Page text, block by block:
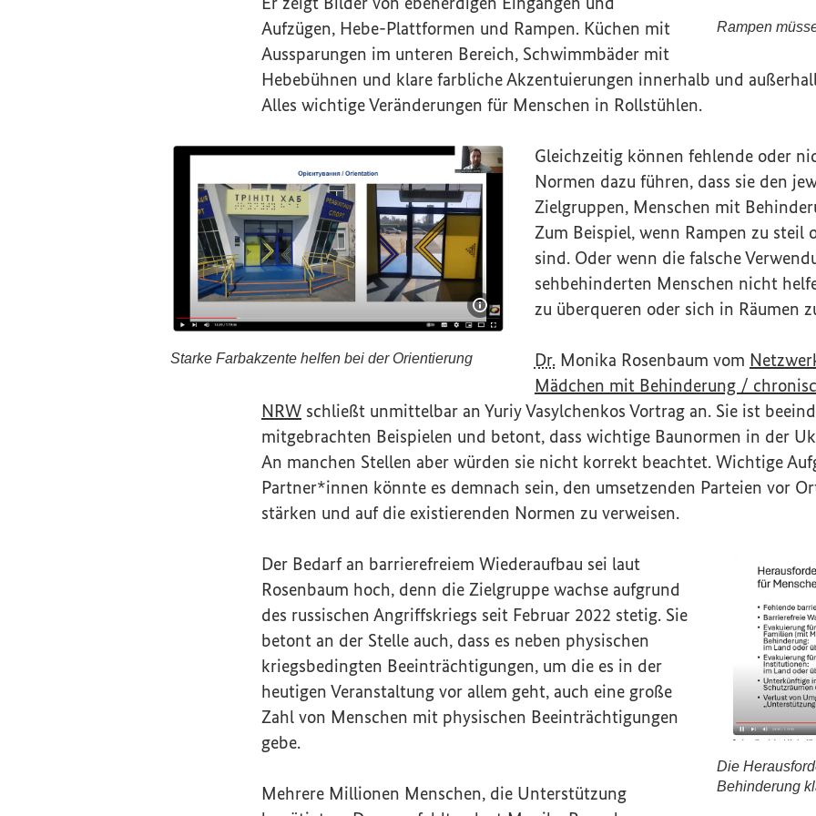
Rampen
Aufzügen, Hebe-Plattformen und Rampen. Küchen mit
Aussparungen im unteren Bereich, Schwimmbäder mit
Hebebühnen und klare farbliche Akzentuierungen innerhalb und
Alles wichtige Veränderungen für Menschen in Rollstühlen.
Bildinformationen einblenden
Starke Farbakzente helfen bei der Orientierung
Gleichzeitig können fehlende oder
Normen dazu führen, dass sie den
Zielgruppen, Menschen mit
Zum Beispiel, wenn Rampen zu steil
sind. Oder wenn die falsche
sehbehinderten Menschen nicht
zu überqueren oder sich in Räumen
Dr.Monika Rosenbaum vom
Mädchen mit Behinderung /
NRW(Externer Link)
schließt unmittelbar an Yuriy Vasylchenkos Vortrag an. Sie ist
mitgebrachten Beispielen und betont, dass wichtige Baunormen in der
An manchen Stellen aber würden sie nicht korrekt beachtet. Wichtige
Partner*innen könnte es demnach sein, den umsetzenden Parteien vor
stärken und auf die existierenden Normen zu verweisen.
Die
Behinderung
Der Bedarf an barrierefreiem Wiederaufbau sei laut
Rosenbaum hoch, denn die Zielgruppe wachse aufgrund
des russischen Angriffskriegs seit Februar 2022 stetig. Sie
betont an der Stelle auch, dass es neben physischen
kriegsbedingten Beeinträchtigungen, um die es in der
heutigen Veranstaltung vor allem geht, auch eine große
Zahl von Menschen mit physischen Beeinträchtigungen
gebe.
Mehrere Millionen Menschen, die Unterstützung